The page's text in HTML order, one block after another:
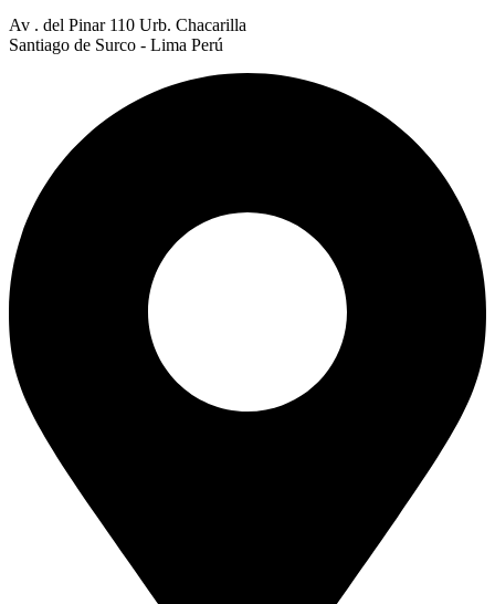
Av . del Pinar 110 Urb. Chacarilla
Santiago de Surco - Lima Perú